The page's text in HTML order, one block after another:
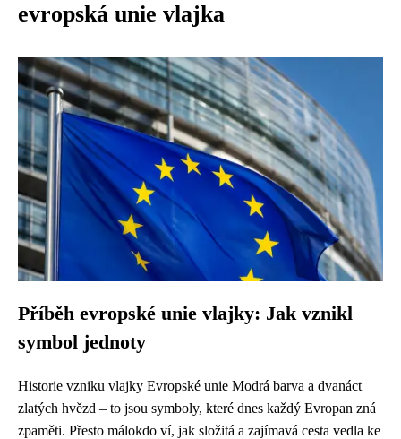
evropská unie vlajka
Příběh evropské unie vlajky: Jak vznikl
symbol jednoty
Historie vzniku vlajky Evropské unie Modrá barva a dvanáct
zlatých hvězd – to jsou symboly, které dnes každý Evropan zná
zpaměti. Přesto málokdo ví, jak složitá a zajímavá cesta vedla ke